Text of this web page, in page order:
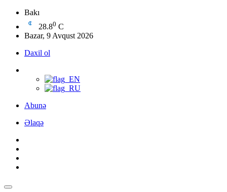
Bakı
28.80 C
Bazar, 9 Avqust 2026
Daxil ol
Abunə
Əlaqə